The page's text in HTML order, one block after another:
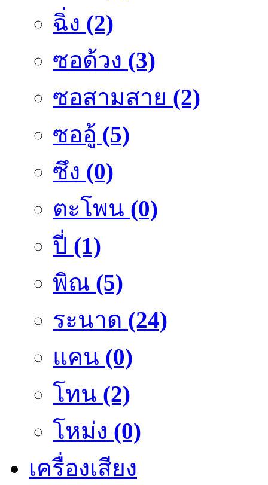
ฉิ่ง (2)
ซอด้วง (3)
ซอสามสาย (2)
ซออู้ (5)
ซึง (0)
ตะโพน (0)
ปี่ (1)
พิณ (5)
ระนาด (24)
แคน (0)
โทน (2)
โหม่ง (0)
เครื่องเสียง